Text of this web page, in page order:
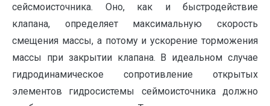
сейсмоисточника. Оно, как и быстродействие
клапана, определяет максимальную скорость
смещения массы, а потому и ускорение торможения
массы при закрытии клапана. В идеальном случае
гидродинамическое сопротивление открытых
элементов гидросистемы сеймоисточника должно